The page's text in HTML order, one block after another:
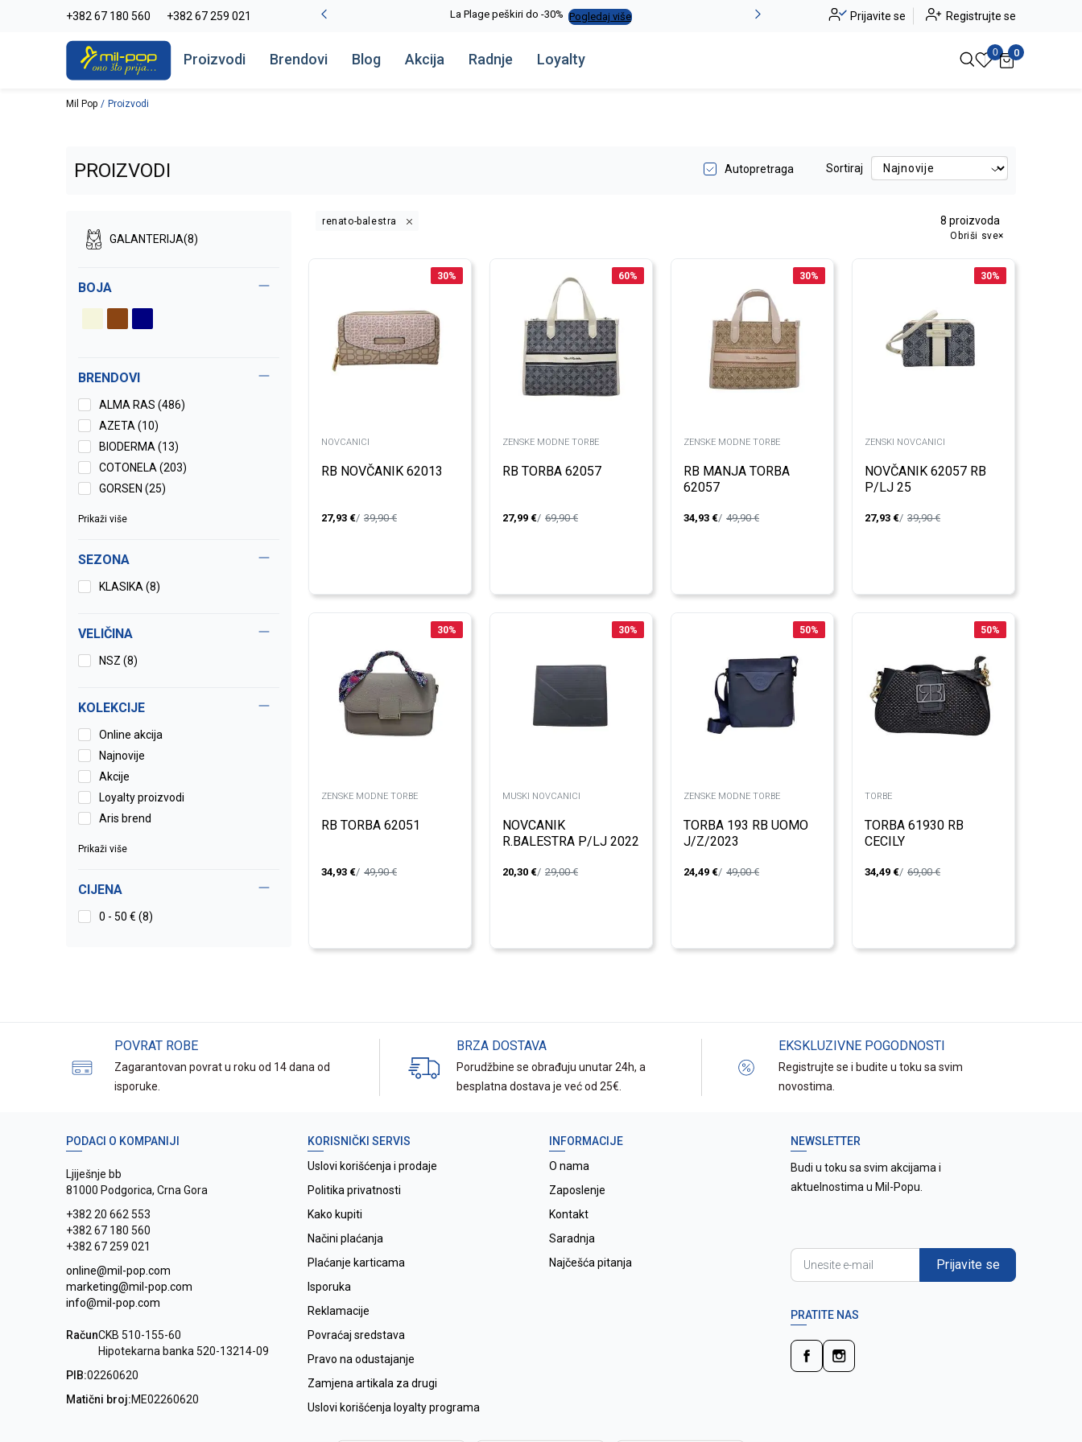
+382 67 180 560 +382 67 259 021
La Plage peškiri do -30% Pogledaj više Alma Ras do -50% Pogledaj više Novo u ponudi - Jadea Pogledaj više
Prijavite se Registrujte se
Proizvodi Brendovi Blog Akcija Radnje Loyalty 0 0
Mil Pop Proizvodi
PROIZVODI Autopretraga Sortiraj
GALANTERIJA(8)
BOJA
BRENDOVI
ALMA RAS (486)
AZETA (10)
BIODERMA (13)
COTONELA (203)
GORSEN (25)
Prikaži više
SEZONA
KLASIKA (8)
VELIČINA
NSZ (8)
KOLEKCIJE
Online akcija
Najnovije
Akcije
Loyalty proizvodi
Aris brend
Prikaži više
CIJENA
0 - 50 € (8)
renato-balestra 8 proizvoda
Obriši sve
30%
NOVCANICI
RB NOVČANIK 62013
27,93 € 39,90€
60%
ZENSKE MODNE TORBE
RB TORBA 62057
27,99 € 69,90€
30%
ZENSKE MODNE TORBE
RB MANJA TORBA
62057
34,93 € 49,90€
30%
ZENSKI NOVCANICI
NOVČANIK 62057 RB
P/LJ 25
27,93 € 39,90€
30%
ZENSKE MODNE TORBE
RB TORBA 62051
34,93 € 49,90€
30%
MUSKI NOVCANICI
NOVCANIK
R.BALESTRA P/LJ 2022
20,30 € 29,00€
50%
ZENSKE MODNE TORBE
TORBA 193 RB UOMO
J/Z/2023
24,49 € 49,00€
50%
TORBE
TORBA 61930 RB
CECILY
34,49 € 69,00€
POVRAT ROBE
Zagarantovan povrat u roku od 14 dana od
isporuke.
BRZA DOSTAVA
Porudžbine se obrađuju unutar 24h, a
besplatna dostava je već od 25€.
EKSKLUZIVNE POGODNOSTI
Registrujte se i budite u toku sa svim
novostima.
PODACI O KOMPANIJI
Ljiješnje bb
81000 Podgorica, Crna Gora
+382 20 662 553
+382 67 180 560
+382 67 259 021
online@mil-pop.com
marketing@mil-pop.com
info@mil-pop.com
RačunCKB 510-155-60
Hipotekarna banka 520-13214-09
PIB:02260620
Matični broj:ME02260620
KORISNIČKI SERVIS
Uslovi korišćenja i prodaje
Politika privatnosti
Kako kupiti
Načini plaćanja
Plaćanje karticama
Isporuka
Reklamacije
Povraćaj sredstava
Pravo na odustajanje
Zamjena artikala za drugi
Uslovi korišćenja loyalty programa
INFORMACIJE
O nama
Zaposlenje
Kontakt
Saradnja
Najčešća pitanja
NEWSLETTER
Budi u toku sa svim akcijama i
aktuelnostima u Mil-Popu.
Prijavite se
PRATITE NAS